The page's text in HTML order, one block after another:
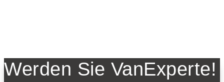
Werden Sie VanExperte!